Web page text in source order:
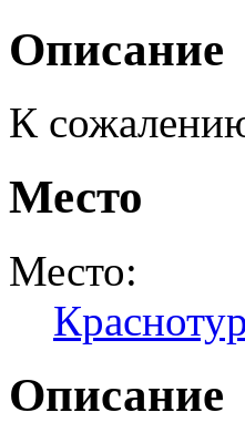
Описание
К
Место
Место:
Описание